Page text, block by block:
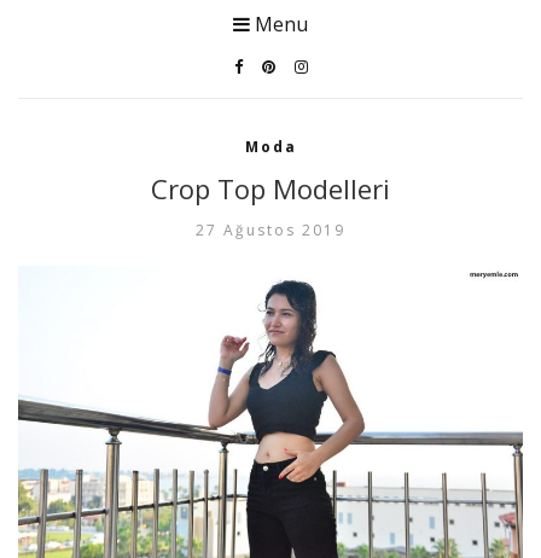
Menu
Moda
Crop Top Modelleri
27 Ağustos 2019